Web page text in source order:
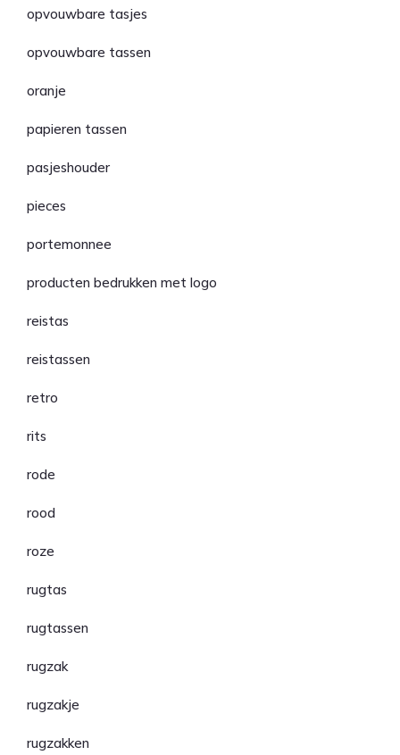
opvouwbare tasjes
opvouwbare tassen
oranje
papieren tassen
pasjeshouder
pieces
portemonnee
producten bedrukken met logo
reistas
reistassen
retro
rits
rode
rood
roze
rugtas
rugtassen
rugzak
rugzakje
rugzakken